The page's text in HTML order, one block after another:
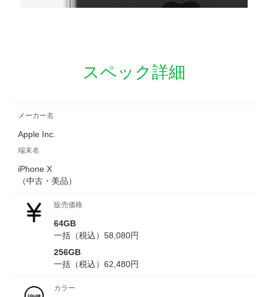
スペック詳細
メーカー名
Apple Inc.
端末名
iPhone X
（中古・美品）
販売価格
64GB
一括（税込） 58,080円
256GB
一括（税込） 62,480円
カラー